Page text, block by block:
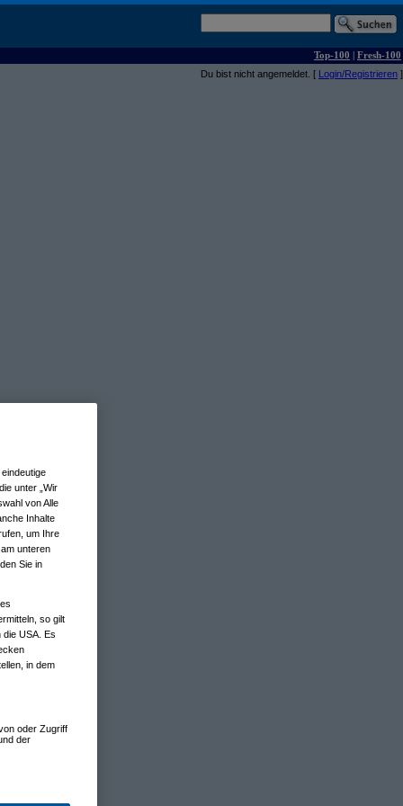
Top-100 | Fresh-100
Du bist nicht angemeldet. [ Login/Registrieren ]
unter „Wir
von Alle
Inhalte
um Ihre
unteren
Sie in
so gilt
die USA. Es
in dem
oder Zugriff
der